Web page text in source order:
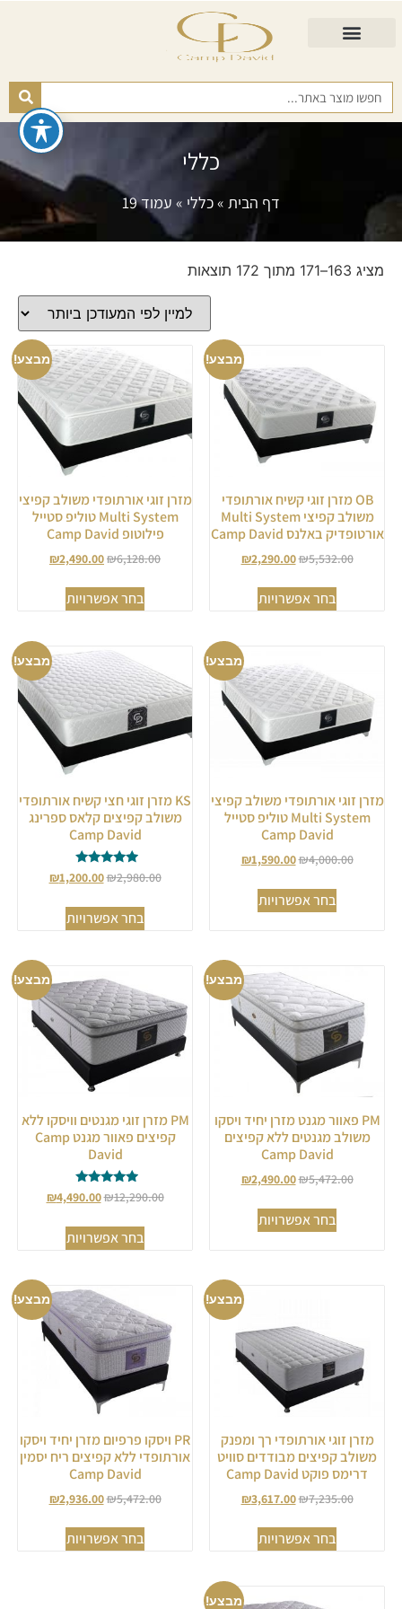
כללי
דף הבית »כללי » עמוד 19
מציג 163–171 מתוך 172 תוצאות
מבצע!
OB מזרן זוגי קשיח אורתופדי
משולב קפיצי Multi System
אורטופדיק באלנס Camp David
₪5,532.00
₪2,290.00
בחר אפשרויות
מבצע!
מזרן זוגי אורתופדי משולב קפיצי
Multi System טוליפ סטייל
פילוטופ Camp David
₪6,128.00
₪2,490.00
בחר אפשרויות
מבצע!
מזרן זוגי אורתופדי משולב קפיצי
Multi System טוליפ סטייל
Camp David
₪4,000.00
₪1,590.00
בחר אפשרויות
מבצע!
KS מזרן זוגי חצי קשיח אורתופדי
משולב קפיצים קלאס ספרינג
Camp David
דורג
4.75
₪2,980.00
₪1,200.00
בחר אפשרויות
מבצע!
PM פאוור מגנט מזרן יחיד ויסקו
משולב מגנטים ללא קפיצים
Camp David
₪5,472.00
₪2,490.00
בחר אפשרויות
מבצע!
PM מזרן זוגי מגנטים וויסקו ללא
קפיצים פאוור מגנט Camp
David
דורג
5.00
₪12,290.00
₪4,490.00
בחר אפשרויות
מבצע!
מזרן זוגי אורתופדי רך ומפנק
משולב קפיצים מבודדים סוויט
דרימס פוקט Camp David
₪7,235.00
₪3,617.00
בחר אפשרויות
מבצע!
PR ויסקו פרפיום מזרן יחיד ויסקו
אורתופדי ללא קפיצים ריח יסמין
Camp David
₪5,472.00
₪2,936.00
בחר אפשרויות
מבצע!